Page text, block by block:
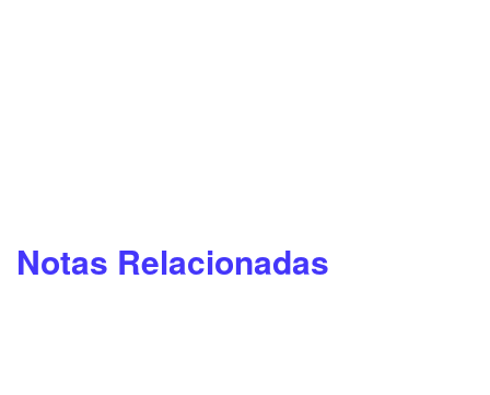
Notas Relacionadas